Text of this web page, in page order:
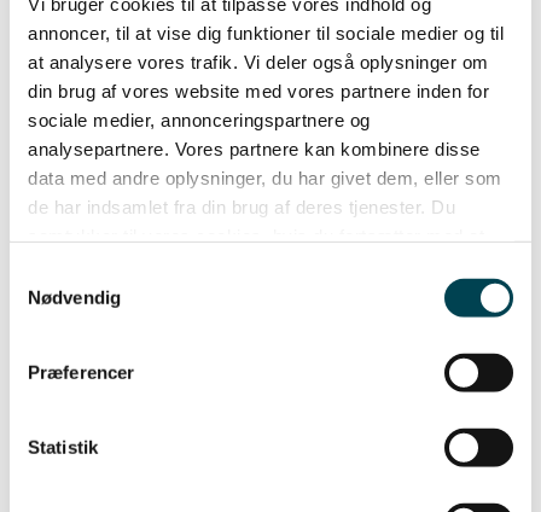
annoncer, til at vise dig funktioner til sociale medier og til
at analysere vores trafik. Vi deler også oplysninger om
din brug af vores website med vores partnere inden for
sociale medier, annonceringspartnere og
analysepartnere. Vores partnere kan kombinere disse
data med andre oplysninger, du har givet dem, eller som
de har indsamlet fra din brug af deres tjenester. Du
Nødvendig
Præferencer
Statistik
Gå til hjælpecenter
Hjælpecenter
Om os
God Energi-puljen
ORGANISATION
Bæredygtighed
JOB OG KARRIERE
INNOVATIONS Ø BORNHOLM